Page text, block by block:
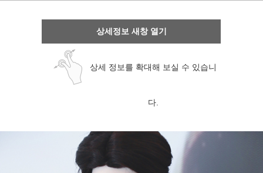
상세정보 새창 열기
상세 정보를 확대해 보실 수 있습니
다.